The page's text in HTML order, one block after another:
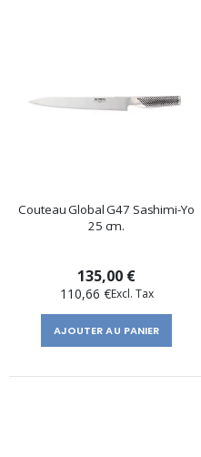
Couteau Global G47 Sashimi-Yo
25 cm.
135,00 €
110,66 €
AJOUTER AU PANIER